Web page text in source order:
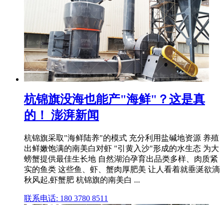
杭锦旗没海也能产"海鲜"？这是真
的！ 澎湃新闻
杭锦旗采取"海鲜陆养"的模式 充分利用盐碱地资源 养殖
出鲜嫩饱满的南美白对虾 "引黄入沙"形成的水生态 为大
螃蟹提供最佳生长地 自然湖泊孕育出品类多样、肉质紧
实的鱼类 这些鱼、虾、蟹肉厚肥美 让人看着就垂涎欲滴
秋风起,虾蟹肥 杭锦旗的南美白 ...
联系电话: 180 3780 8511